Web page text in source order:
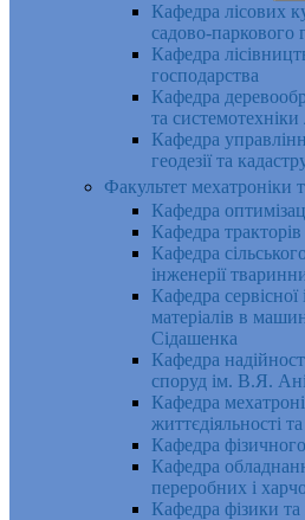
Кафедра лісових
садово-паркового
Кафедра
господарства
Кафедра
та
Кафедра
геодезії та
Факультет мехатроніки
Кафедра
Кафедра тракторів
Кафедра
інженерії
Кафедра cервісної
матеріалів в
Сідашенка
Кафедра
споруд ім. В.Я.
Кафедра
життєдіяльності
Кафедра
Кафедра
переробних і
Кафедра фізики